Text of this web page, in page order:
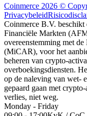
Coinmerce 2026 ©
Privacybeleid
Coinmerce B.V.
Financiële Markten
overeenstemming met
(MiCAR), voor het
beheren van crypto-
overboekingsdiensten.
op de naleving van wet-
gepaard gaan met
verlies, niet weg.
Monday - Friday